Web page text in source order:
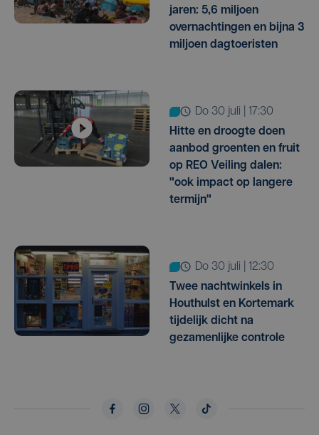
jaren: 5,6 miljoen
overnachtingen en bijna 3
miljoen dagtoeristen
do 30 juli | 17:30
Hitte en droogte doen
aanbod groenten en fruit
op REO Veiling dalen:
"ook impact op langere
termijn"
do 30 juli | 12:30
Twee nachtwinkels in
Houthulst en Kortemark
tijdelijk dicht na
gezamenlijke controle